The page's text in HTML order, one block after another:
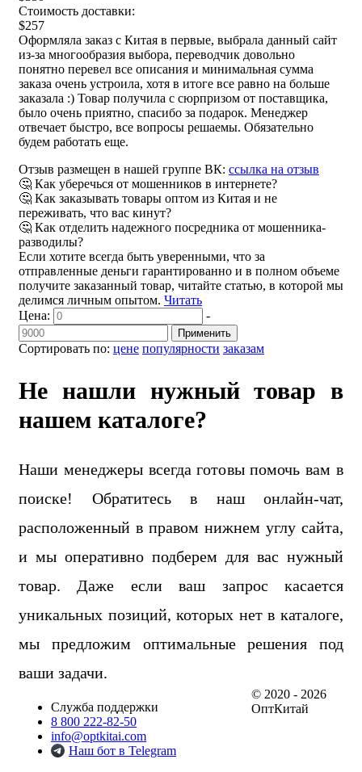
Стоимость доставки:
$257
Оформляла заказ с Китая в первые, выбрала данный сайт
из-за многообразия выбора, переводчик довольно
понятно перевел все описания и минимальная сумма
заказа очень устроила, хотя в итоге все равно на больше
заказала :) Товар получила с сюрпризом от поставщика,
было очень приятно, спасибо за подарок. Менеджер
отвечает быстро, все вопросы решаемы. Обязательно
будем работать еще.
Отзыв размещен в нашей группе ВК: ссылка на отзыв
🤔 Как уберечься от мошенников в интернете?
🤔 Как заказывать товары оптом из Китая и не
переживать, что вас кинут?
🤔 Как отделить надежного посредника от мошенника-
разводилы?
Если хотите всегда быть уверенными, что за
отправленные деньги гарантированно и в полном объеме
получите заказанный товар, читайте статью, в которой мы
делимся личным опытом. Читать
Сортировать по: цене популярности заказам
Цена: -
Применить
Не нашли нужный товар в
нашем каталоге?
Наши менеджеры всегда готовы помочь вам в
поиске! Обратитесь в наш онлайн-чат,
расположенный в правом нижнем углу сайта,
и мы оперативно подберем для вас нужный
товар. Даже если ваш запрос касается
уникальных позиций, которых нет в каталоге,
мы предложим оптимальные решения под
ваши задачи.
Служба поддержки
8 800 222-82-50
info@optkitai.com
Наш бот в Telegram
© 2020 - 2026
ОптКитай